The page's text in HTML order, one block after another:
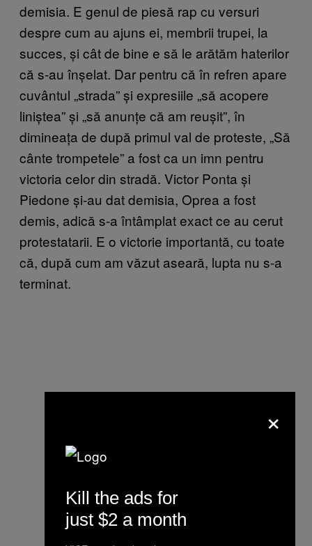
demisia. E genul de piesă rap cu versuri
despre cum au ajuns ei, membrii trupei, la
succes, și cât de bine e să le arătăm haterilor
că s-au înșelat. Dar pentru că în refren apare
cuvântul „strada” și expresiile „să acopere
liniștea” și „să anunțe că am reușit”, în
dimineața de după primul val de proteste, „Să
cânte trompetele” a fost ca un imn pentru
victoria celor din stradă. Victor Ponta și
Piedone și-au dat demisia, Oprea a fost
demis, adică s-a întâmplat exact ce au cerut
protestatarii. E o victorie importantă, cu toate
că, după cum am văzut aseară, lupta nu s-a
terminat.
×
Kill the ads for
just $2 a month